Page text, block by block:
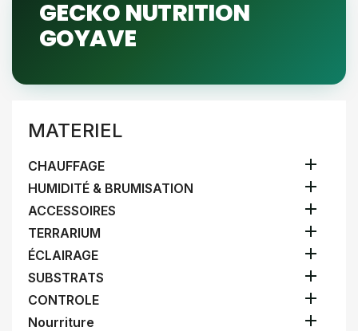
GECKO NUTRITION
GOYAVE
MATERIEL
CHAUFFAGE 
HUMIDITÉ & BRUMISATION 
ACCESSOIRES 
TERRARIUM 
ÉCLAIRAGE 
SUBSTRATS 
CONTROLE 
Nourriture 